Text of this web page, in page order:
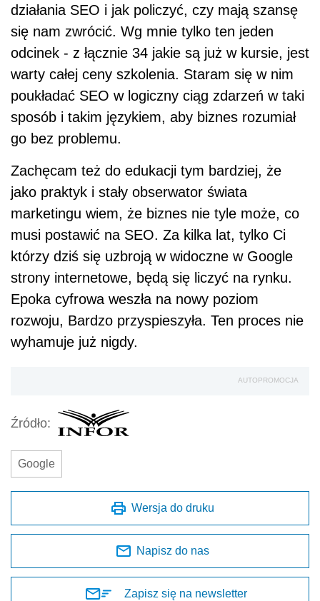
działania SEO i jak policzyć, czy mają szansę
się nam zwrócić. Wg mnie tylko ten jeden
odcinek - z łącznie 34 jakie są już w kursie, jest
warty całej ceny szkolenia. Staram się w nim
poukładać SEO w logiczny ciąg zdarzeń w taki
sposób i takim językiem, aby biznes rozumiał
go bez problemu.
Zachęcam też do edukacji tym bardziej, że
jako praktyk i stały obserwator świata
marketingu wiem, że biznes nie tyle może, co
musi postawić na SEO. Za kilka lat, tylko Ci
którzy dziś się uzbroją w widoczne w Google
strony internetowe, będą się liczyć na rynku.
Epoka cyfrowa weszła na nowy poziom
rozwoju, Bardzo przyspieszyła. Ten proces nie
wyhamuje już nigdy.
AUTOPROMOCJA
Źródło:
Google
Wersja do druku
Napisz do nas
Zapisz się na newsletter